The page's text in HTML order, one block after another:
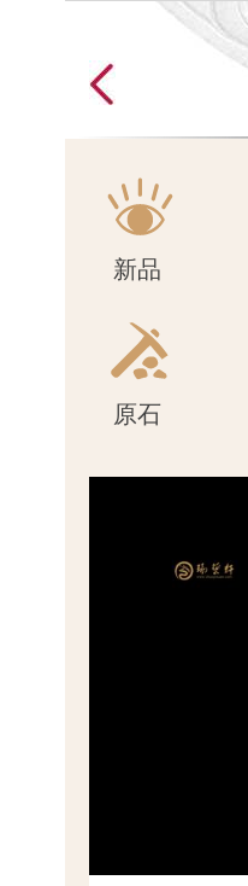
原石
新品
原石